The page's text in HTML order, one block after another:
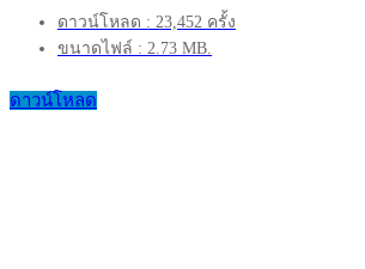
ดาวน์โหลด : 23,452 ครั้ง
ขนาดไฟล์ : 2.73 MB.
ดาวน์โหลด